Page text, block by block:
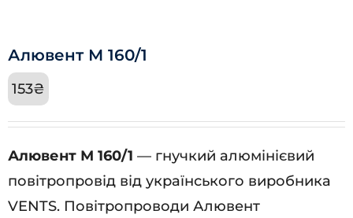
Алювент М 160/1
153₴
Алювент М 160/1 — гнучкий алюмінієвий
повітропровід від українського виробника
VENTS. Повітропроводи Алювент